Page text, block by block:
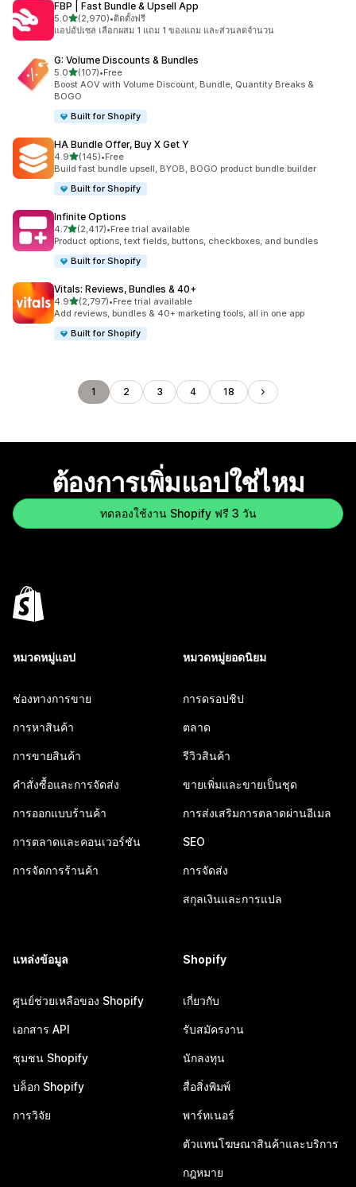
FBP | Fast Bundle & Upsell App
5.0เต็ม 5 ดาว
(2,970)
ทั้งหมด 2970 รีวิว
•ติดตั้งฟรี
แอปอัปเซล เลือกผสม 1 แถม 1 ของแถม และส่วนลดจำนวน
G: Volume Discounts & Bundles
5.0เต็ม 5 ดาว
(107)
ทั้งหมด 107 รีวิว
•Free
Boost AOV with Volume Discount, Bundle, Quantity Breaks &
BOGO
Built for Shopify
HA Bundle Offer, Buy X Get Y
4.9เต็ม 5 ดาว
(145)
ทั้งหมด 145 รีวิว
•Free
Build fast bundle upsell, BYOB, BOGO product bundle builder
Built for Shopify
Infinite Options
4.7เต็ม 5 ดาว
(2,417)
ทั้งหมด 2417 รีวิว
•Free trial available
Product options, text fields, buttons, checkboxes, and bundles
Built for Shopify
Vitals: Reviews, Bundles & 40+
4.9เต็ม 5 ดาว
(2,797)
ทั้งหมด 2797 รีวิว
•Free trial available
Add reviews, bundles & 40+ marketing tools, all in one app
Built for Shopify
1 2 3 4 18
ต้องการเพิ่มแอปใช่ไหม
ทดลองใช้งาน Shopify ฟรี 3 วัน
หมวดหมู่แอป
ช่องทางการขาย
การหาสินค้า
การขายสินค้า
คำสั่งซื้อและการจัดส่ง
การออกแบบร้านค้า
การตลาดและคอนเวอร์ชัน
การจัดการร้านค้า
หมวดหมู่ยอดนิยม
การดรอปชิป
ตลาด
รีวิวสินค้า
ขายเพิ่มและขายเป็นชุด
การส่งเสริมการตลาดผ่านอีเมล
SEO
การจัดส่ง
สกุลเงินและการแปล
แหล่งข้อมูล
ศูนย์ช่วยเหลือของ Shopify
เอกสาร API
ชุมชน Shopify
บล็อก Shopify
การวิจัย
Shopify
เกี่ยวกับ
รับสมัครงาน
นักลงทุน
สื่อสิ่งพิมพ์
พาร์ทเนอร์
ตัวแทนโฆษณาสินค้าและบริการ
กฎหมาย